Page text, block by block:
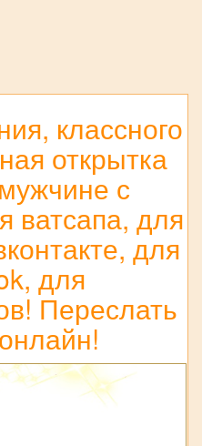
классного
открытка
с
ватсапа, для
для
для
Переслать